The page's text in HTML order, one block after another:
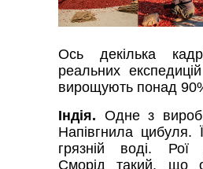
Ось декілька
реальних
вирощують понад
Індія. Одне з
Напівгнила цибуля.
грязній воді.
Сморід такий, що